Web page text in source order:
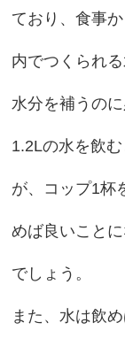
ており、食事
内でつくられ
水分を補うの
1.2Lの水を飲
が、コップ1杯
めば良いこと
でしょう。
また、水は飲